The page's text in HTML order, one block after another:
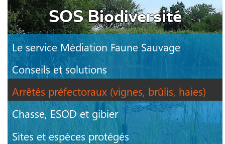
SOS Biodiversité
Le service Médiation Faune Sauvage
Conseils et solutions
Arrêtés préfectoraux (vignes, brûlis, haies)
Chasse, ESOD et gibier
Sites et espèces protégés